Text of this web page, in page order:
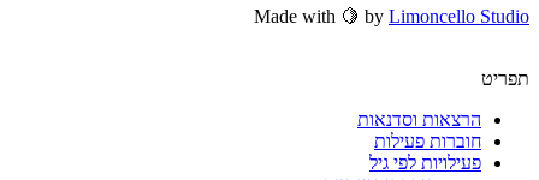
Made with 🍋 by Limoncello Studio
תפריט
הרצאות וסדנאות
חוברות פעילות
פעילויות לפי גיל